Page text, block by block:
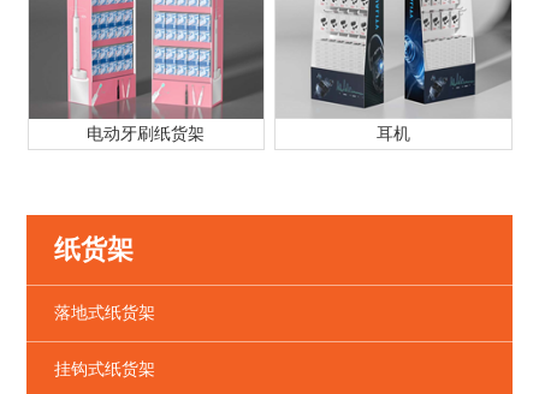
电动牙刷纸货架 耳机
纸货架
落地式纸货架
挂钩式纸货架